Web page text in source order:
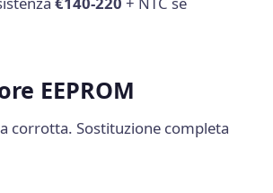
EEPROM
corrotta. Sostituzione completa